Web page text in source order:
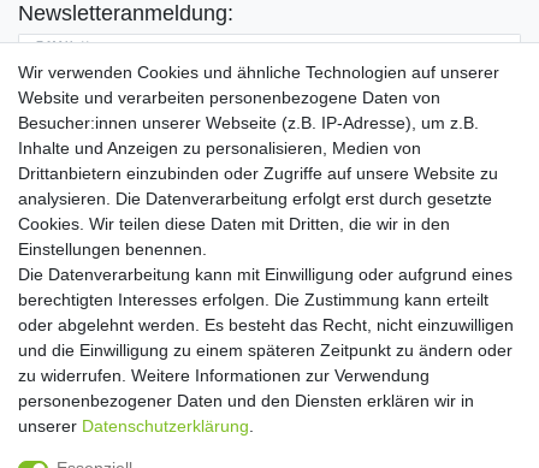
Newsletteranmeldung:
E-MAIL **
Hiermit bestätige ich, dass ich die Daten­schutz­erklärung
Einwilligung kann ich jederzeit widerrufen.**
Abonnieren
** Hierbei handelt es sich um ein Pflichtfeld.
Widerrufs­recht Widerrufs­formular Impressum
Daten­schutz­erklärung AGB Kontakt
Wir verwenden Cookies und ähnliche Technologien auf unserer
Website und verarbeiten personenbezogene Daten von
Besucher:innen unserer Webseite (z.B. IP-Adresse), um z.B.
Inhalte und Anzeigen zu personalisieren, Medien von
Drittanbietern einzubinden oder Zugriffe auf unsere Website zu
analysieren. Die Datenverarbeitung erfolgt erst durch gesetzte
Cookies. Wir teilen diese Daten mit Dritten, die wir in den
Einstellungen benennen.
Die Datenverarbeitung kann mit Einwilligung oder aufgrund eines
berechtigten Interesses erfolgen. Die Zustimmung kann erteilt
oder abgelehnt werden. Es besteht das Recht, nicht einzuwilligen
und die Einwilligung zu einem späteren Zeitpunkt zu ändern oder
zu widerrufen. Weitere Informationen zur Verwendung
personenbezogener Daten und den Diensten erklären wir in
unserer Daten­schutz­erklärung
Copyright 2016 | Dekushop.de | Alle Rechte vorbehalten. |